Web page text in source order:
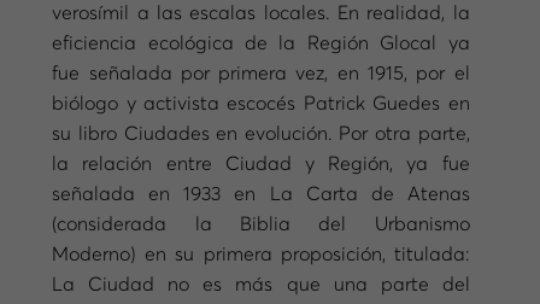
verosímil a las escalas locales. En realidad, la
eficiencia ecológica de la Región Glocal ya
fue señalada por primera vez, en 1915, por el
biólogo y activista escocés Patrick Guedes en
su libro Ciudades en evolución. Por otra parte,
la relación entre Ciudad y Región, ya fue
señalada en 1933 en La Carta de Atenas
(considerada la Biblia del Urbanismo
Moderno) en su primera proposición, titulada:
La Ciudad no es más que una parte del